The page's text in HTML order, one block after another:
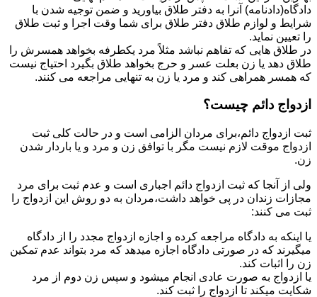
دادگاه(دادنامه) آنرا به دفتر طلاق بیاورید و ضمن توجیه شدن با
شرایط و لوازم طلاق دفتر طلاق برای شما وقت اجرا و ثبت طلاق
را تعیین نماید.
در طلاق هایی که تفاهم نباشد مثلاً مرد یکطرفه بخواهد همسرش را
طلاق دهد یا زن بعلت عسر و حرج بخواهد طلاق بگیرد احتیاج نیست
که همسر همراهی کند و مرد یا زن به تنهایی مراجعه می کنند.
ازدواج دائم چیست؟
ثبت ازدواج دائم،برای مردان الزامی است و در حالت کلی ثبت
ازدواج موقت لازم نیست مگر با توافق زن و مرد و یا باردار شدن
زن.
ولی از آنجا که ثبت ازدواج دائم اجباری است و عدم ثبت برای مرد
مجازات زندان در پی خواهد داشت،مردان به دو روش این ازدواج را
ثبت می کنند:
یا اینکه به دادگاه مراجعه کرده و اجازه ازدواج مجدد را از دادگاه
میگیرند که در صورتی دادگاه اجازه میدهد که مرد بتواند عدم تمکین
زن را اثبات کند.
یا ازدواج به صورت عادی انجام میشود و سپس زن دوم از مرد
شکایت میکند تا ازدواج را ثبت کند.